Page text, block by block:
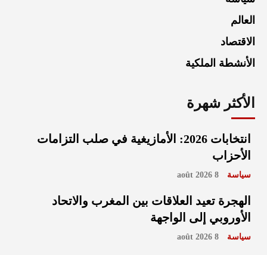
العالم
الاقتصاد
الأنشطة الملكية
الأكثر شهرة
انتخابات 2026: الأمازيغية في صلب التزامات
الأحزاب
سياسة 8 août 2026
الهجرة تعيد العلاقات بين المغرب والاتحاد
الأوروبي إلى الواجهة
سياسة 8 août 2026